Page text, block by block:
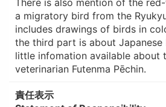
a migratory bird from the
includes drawings of birds in
the third part is about Japanese
little infomation available about
veterinarian Futenma Pēchin.
責任表示